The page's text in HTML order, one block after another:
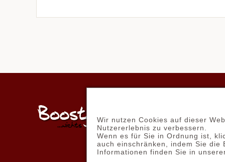
Wir nutzen Cookies auf dieser
Nutzererlebnis zu verbessern.
Wenn es für Sie in Ordnung ist,
auch einschränken, indem Sie die
Informationen finden Sie in